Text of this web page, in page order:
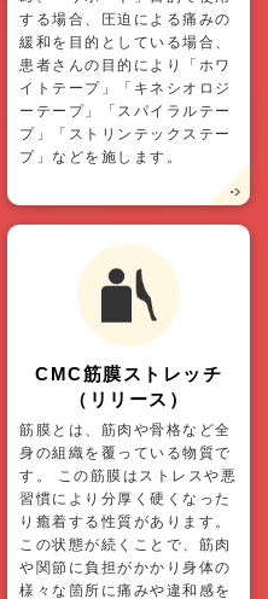
する場合、圧迫による痛みの
緩和を目的としている場合、
患者さんの目的により「ホワ
イトテープ」「キネシオロジ
ーテープ」「スパイラルテー
プ」「ストリンテックステー
プ」などを施します。
CMC筋膜ストレッチ
（リリース）
筋膜とは、筋肉や骨格など全
身の組織を覆っている物質で
す。 この筋膜はストレスや悪
習慣により分厚く硬くなった
り癒着する性質があります。
この状態が続くことで、筋肉
や関節に負担がかかり身体の
様々な箇所に痛みや違和感を